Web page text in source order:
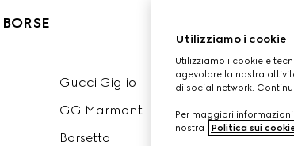
BORSE
Gucci Giglio
GG Marmont
Borsetto
acquista
Gucci
GG
Gucci
Utilizziamo i cookie
Utilizziamo i cookie e
agevolare la nostra
di social network.
Per maggiori
nostra
Politica sui